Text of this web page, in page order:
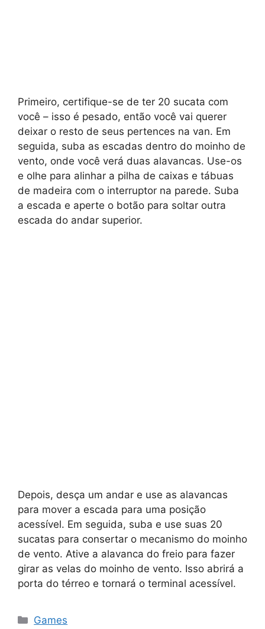
Primeiro, certifique-se de ter 20 sucata com
você – isso é pesado, então você vai querer
deixar o resto de seus pertences na van. Em
seguida, suba as escadas dentro do moinho de
vento, onde você verá duas alavancas. Use-os
e olhe para alinhar a pilha de caixas e tábuas
de madeira com o interruptor na parede. Suba
a escada e aperte o botão para soltar outra
escada do andar superior.
Depois, desça um andar e use as alavancas
para mover a escada para uma posição
acessível. Em seguida, suba e use suas 20
sucatas para consertar o mecanismo do moinho
de vento. Ative a alavanca do freio para fazer
girar as velas do moinho de vento. Isso abrirá a
porta do térreo e tornará o terminal acessível.
Categorias
Games